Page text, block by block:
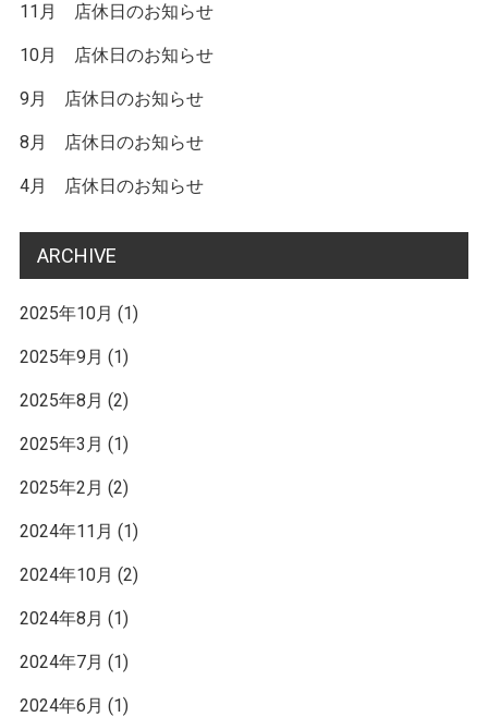
事
へ
の
リ
ン
11月 店休日のお知らせ
10月 店休日のお知らせ
9月 店休日のお知らせ
8月 店休日のお知らせ
4月 店休日のお知らせ
ARCHIVE
2025年10月 (1)
2025年9月 (1)
2025年8月 (2)
2025年3月 (1)
2025年2月 (2)
2024年11月 (1)
2024年10月 (2)
2024年8月 (1)
2024年7月 (1)
2024年6月 (1)